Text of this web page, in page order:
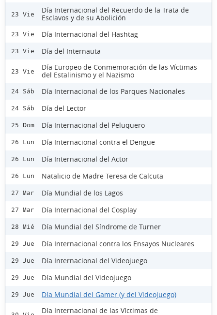
23 Vie
Día Internacional del Recuerdo de la Trata de
Esclavos y de su Abolición
23 Vie Día Internacional del Hashtag
23 Vie Día del Internauta
23 Vie
Día Europeo de Conmemoración de las Víctimas
del Estalinismo y el Nazismo
24 Sáb Día Internacional de los Parques Nacionales
24 Sáb Día del Lector
25 Dom Día Internacional del Peluquero
26 Lun Día Internacional contra el Dengue
26 Lun Día Internacional del Actor
26 Lun Natalicio de Madre Teresa de Calcuta
27 Mar Día Mundial de los Lagos
27 Mar Día Internacional del Cosplay
28 Mié Día Mundial del Síndrome de Turner
29 Jue Día Internacional contra los Ensayos Nucleares
29 Jue Día Internacional del Videojuego
29 Jue Día Mundial del Videojuego
29 Jue Día Mundial del Gamer (y del Videojuego)
Día Internacional de las Víctimas de